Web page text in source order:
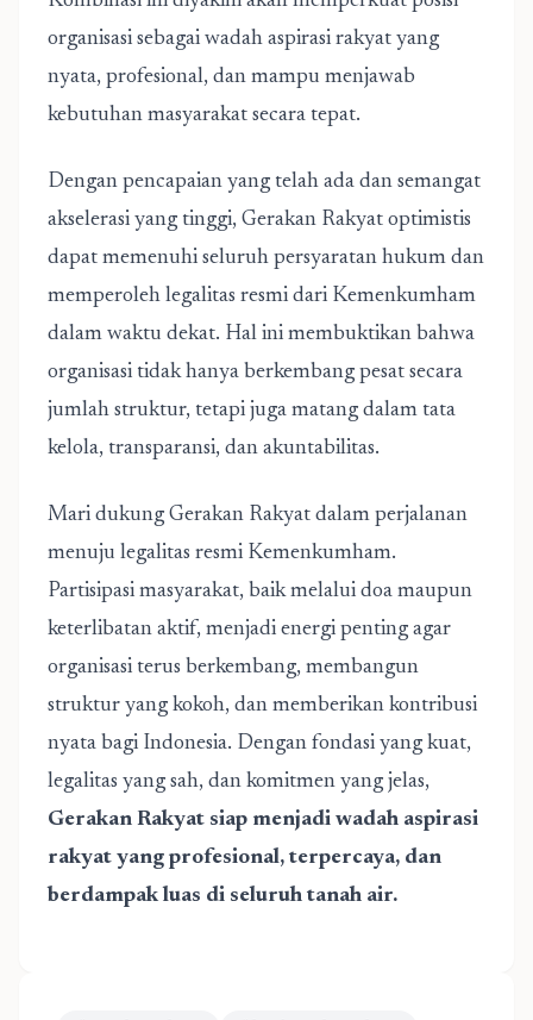
organisasi sebagai wadah aspirasi rakyat yang
nyata, profesional, dan mampu menjawab
kebutuhan masyarakat secara tepat.
Dengan pencapaian yang telah ada dan semangat
akselerasi yang tinggi, Gerakan Rakyat optimistis
dapat memenuhi seluruh persyaratan hukum dan
memperoleh legalitas resmi dari Kemenkumham
dalam waktu dekat. Hal ini membuktikan bahwa
organisasi tidak hanya berkembang pesat secara
jumlah struktur, tetapi juga matang dalam tata
kelola, transparansi, dan akuntabilitas.
Mari dukung Gerakan Rakyat dalam perjalanan
menuju legalitas resmi Kemenkumham.
Partisipasi masyarakat, baik melalui doa maupun
keterlibatan aktif, menjadi energi penting agar
organisasi terus berkembang, membangun
struktur yang kokoh, dan memberikan kontribusi
nyata bagi Indonesia. Dengan fondasi yang kuat,
legalitas yang sah, dan komitmen yang jelas,
Gerakan Rakyat siap menjadi wadah aspirasi
rakyat yang profesional, terpercaya, dan
berdampak luas di seluruh tanah air.